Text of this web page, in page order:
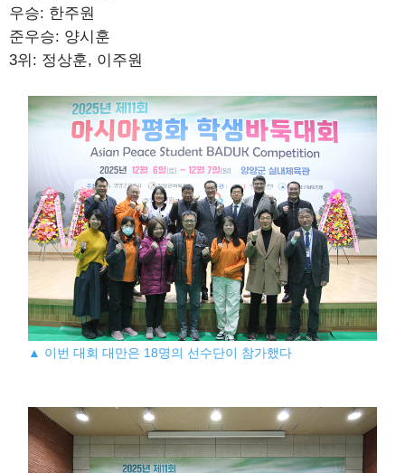
우승: 한주원
준우승: 양시훈
3위: 정상훈, 이주원
▲ 이번 대회 대만은 18명의 선수단이 참가했다